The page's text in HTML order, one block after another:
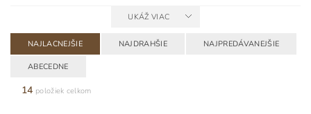
UKÁŽ VIAC
NAJLACNEJŠIE NAJDRAHŠIE NAJPREDÁVANEJŠIE
ABECEDNE
14 položiek celkom